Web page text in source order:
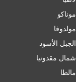
موناكو
مولدوفا
الجبل الأسود
شمال مقدونيا
مالطا